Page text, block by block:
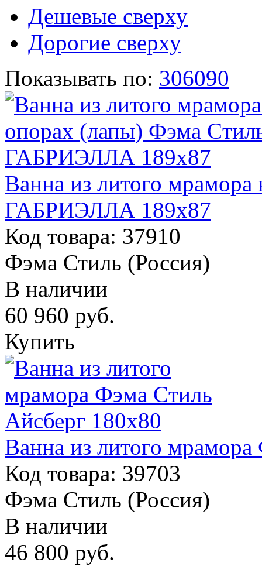
Дешевые сверху
Дорогие сверху
Показывать по: 306090
Ванна из литого
ГАБРИЭЛЛА 189х87
Код товара: 37910
Фэма Стиль (Россия)
В наличии
60 960 руб.
Купить
Ванна из литого
Код товара: 39703
Фэма Стиль (Россия)
В наличии
46 800 руб.